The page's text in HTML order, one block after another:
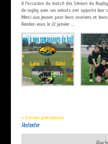
A l’occasion du match des Séniors du
de rugby avec ses minots ont apporté leur
Merci aux jeunes pour leurs soutiens et
Rendez-vous le 22 janvier …
« Entrées précédentes
Rechercher